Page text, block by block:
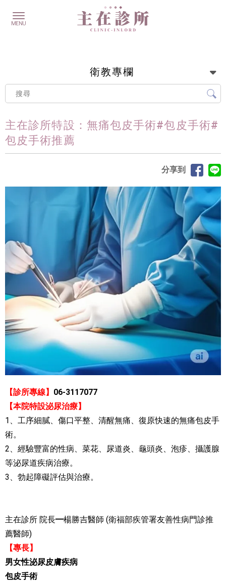
衛教專欄
主在診所特設：無痛包皮手術#包皮手術#
包皮手術推薦
分享到
【診所專線】 06-3117077
【本院特設泌尿治療】
1、 工序細膩、傷口平整、清醒無痛、復原快速的無痛包皮手
術。
2、 經驗豐富的性病、菜花、尿道炎、龜頭炎、泡疹、攝護腺
等泌尿道疾病治療。
3、 勃起障礙評估與治療。
主在診所 院長━楊勝吉醫師 (衛福部疾管署友善性病門診推
薦醫師)
【專長】
男女性泌尿皮膚疾病
包皮手術